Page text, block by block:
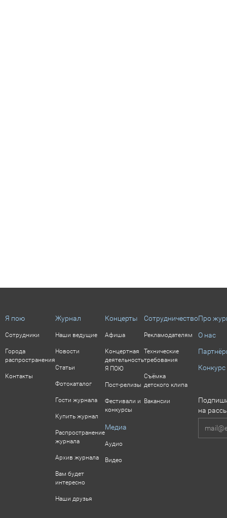
Я пою
Сотрудники
Города
распространения
Контакты
Журнал
Наши ведущие
Новости
Статьи
Фотокаталог
Гости журнала
Купить журнал
Распространение
журнала
Архив журнала
Вам будет
интересно
Наши друзья
Концерты
Афиша
Концертная
деятельность
Я ПОЮ
Пост-релизы
Фестивали и
конкурсы
Медиа
Аудио
Видео
Сотрудничество
Рекламодателям
Технические
требования
Съёмка
детского клипа
Вакансии
Про
О нас
на